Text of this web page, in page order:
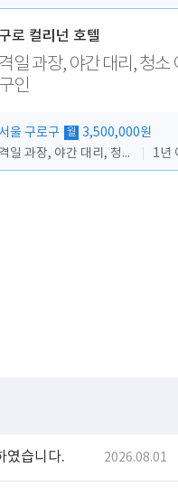
구로 컬리넌 호텔
격일 과장, 야간 대리, 청소
구인
서울 구로구 월
3,500,000원
격일 과장, 야간 대리, 청소 이모
1년
였습니다. 2026.08.01